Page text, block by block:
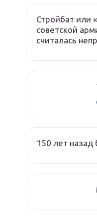
Стройбат или
советской
считалась
150 лет